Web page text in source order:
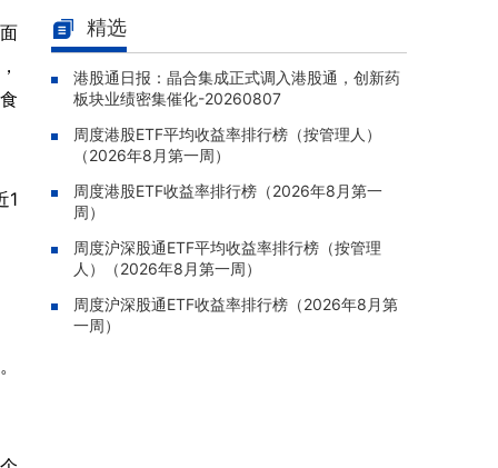
1
人民币5,406万元
08-07 20:07 |灵宝黄金(03330.HK)：新疆哈巴
河勘查取得重大进展，保有金金属量由13.20吨
跃升至53.94吨
08-07 20:04 |迅策(03317.HK)：与天合算力订
立战略合作备忘，共探能源垂类大模型与Toke
n工厂商业化
08-07 20:02 |
中国泛半导体IMSS市场排名第三
08-07 19:47 | 浙能迈领绿航二次递表港交所，为
全球领先的绿色航运设备和系统提供商
08-07 19:09 |
精选
港股通日报：晶合集成正式调入港股通，创新药
板块业绩密集催化-20260807
周度港股ETF平均收益率排行榜（按管理人）
（2026年8月第一周）
周度港股ETF收益率排行榜（2026年8月第一
周）
周度沪深股通ETF平均收益率排行榜（按管理
人）（2026年8月第一周）
周度沪深股通ETF收益率排行榜（2026年8月第
一周）